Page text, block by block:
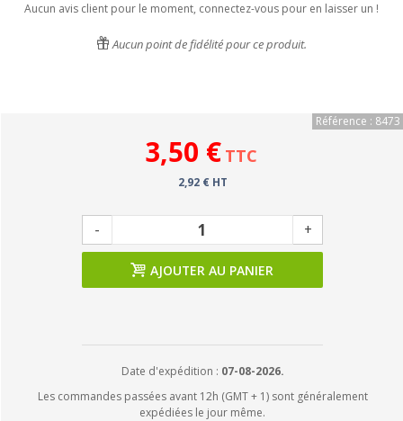
Aucun avis client pour le moment, connectez-vous pour en laisser un !
Aucun point de fidélité pour ce produit.
Référence : 8473
3,50 € TTC
2,92 € HT
- +
AJOUTER AU PANIER
Date d'expédition : 07-08-2026.
Les commandes passées avant 12h (GMT + 1) sont généralement
expédiées le jour même.